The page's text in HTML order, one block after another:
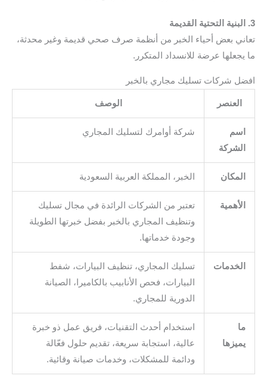
3. البنية التحتية القديمة
تعاني بعض أحياء الخبر من أنظمة صرف صحي قديمة وغير محدثة،
ما يجعلها عرضة للانسداد المتكرر.
افضل شركات تسليك مجاري بالخبر
العنصر الوصف
اسم
الشركة
شركة أوامرك لتسليك المجاري
المكان الخبر، المملكة العربية السعودية
الأهمية
تعتبر من الشركات الرائدة في مجال تسليك
وتنظيف المجاري بالخبر بفضل خبرتها الطويلة
وجودة خدماتها.
الخدمات
تسليك المجاري، تنظيف البيارات، شفط
البيارات، فحص الأنابيب بالكاميرا، الصيانة
الدورية للمجاري.
ما
يميزها
استخدام أحدث التقنيات، فريق عمل ذو خبرة
عالية، استجابة سريعة، تقديم حلول فعّالة
ودائمة للمشكلات، وخدمات صيانة وقائية.